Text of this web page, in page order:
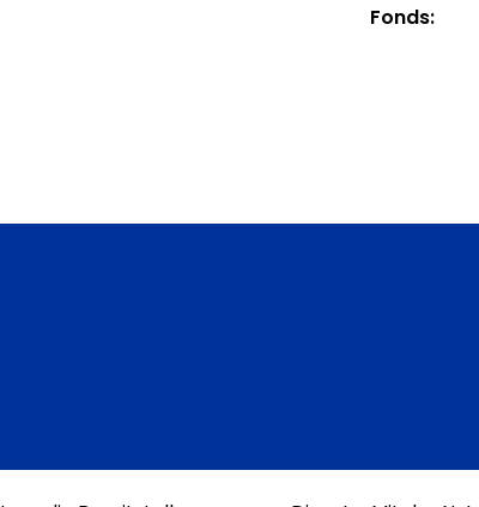
Fonds: